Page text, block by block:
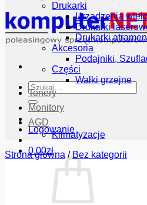
Szukaj:
Logowanie
0.00zł
Drukarki
Urządzenia
Drukarki
Drukarki
Akcesoria
Podajniki,
Części
Wałki grzejne
Tonery
Monitory
AGD
Klimatyzacje
Strona główna / Bez kategorii